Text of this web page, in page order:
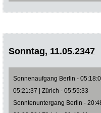
Sonntag, 11.05.2347
Sonnenaufgang Berlin -
05:21:37 | Zürich - 05:55:33
Sonntenuntergang Berlin -